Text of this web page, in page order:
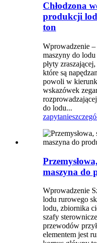
Chłodzona
produkcji
ton
Wprowadzenie
maszyny do lodu
płyty
które są
powoli w
wskazówek
do lodu...
zapytanie
maszyna do
Wprowadzenie
lodu rurowego
lodu, zbiornika
szafy
przewodów
elementem jest